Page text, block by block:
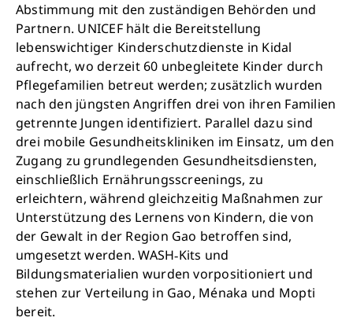
Abstimmung mit den zuständigen Behörden und
Partnern. UNICEF hält die Bereitstellung
lebenswichtiger Kinderschutzdienste in Kidal
aufrecht, wo derzeit 60 unbegleitete Kinder durch
Pflegefamilien betreut werden; zusätzlich wurden
nach den jüngsten Angriffen drei von ihren Familien
getrennte Jungen identifiziert. Parallel dazu sind
drei mobile Gesundheitskliniken im Einsatz, um den
Zugang zu grundlegenden Gesundheitsdiensten,
einschließlich Ernährungsscreenings, zu
erleichtern, während gleichzeitig Maßnahmen zur
Unterstützung des Lernens von Kindern, die von
der Gewalt in der Region Gao betroffen sind,
umgesetzt werden. WASH‑Kits und
Bildungsmaterialien wurden vorpositioniert und
stehen zur Verteilung in Gao, Ménaka und Mopti
bereit.
Schließen